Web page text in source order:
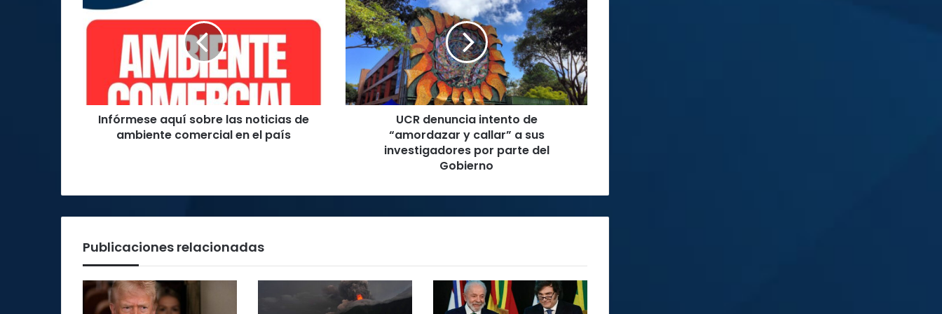
las
ambiente
comercial
en
Infórmese aquí sobre las noticias de
ambiente comercial en el país
intento
de
“amordazar
callar”
a
sus
investigadoresUCR denuncia intento de
“amordazar y callar” a sus
investigadores por parte del
Gobierno
Publicaciones relacionadas